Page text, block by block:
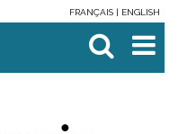
FRANÇAIS ENGLISH

avancée…